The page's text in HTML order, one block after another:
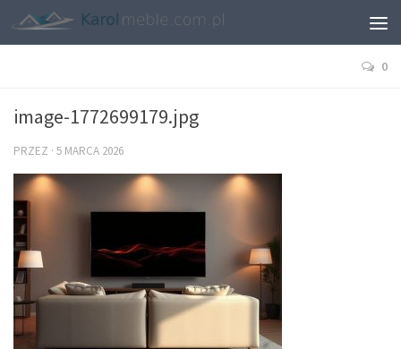
0
image-1772699179.jpg
PRZEZ · 5 MARCA 2026